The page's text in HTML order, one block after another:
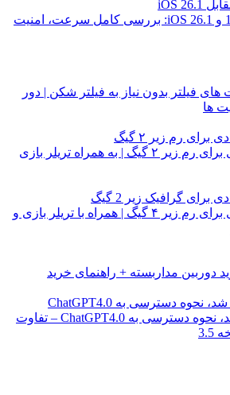
مقایسه اندروید 16 و iOS 26.1: بررسی کامل سرعت، امنیت
فیلتر بدون نیاز به فیلتر شکن | دور
ها
۱۰ بازی پیشنهادی برای رم زیر ۲ گیگ | به همراه تریلر بازی
۱۰ بازی پیشنهادی برای رم زیر ۴ گیگ | همراه با تریلر بازی و
GPT-4 معرفی شد، نحوه دسترسی به ChatGPT4.0 – تفاوت